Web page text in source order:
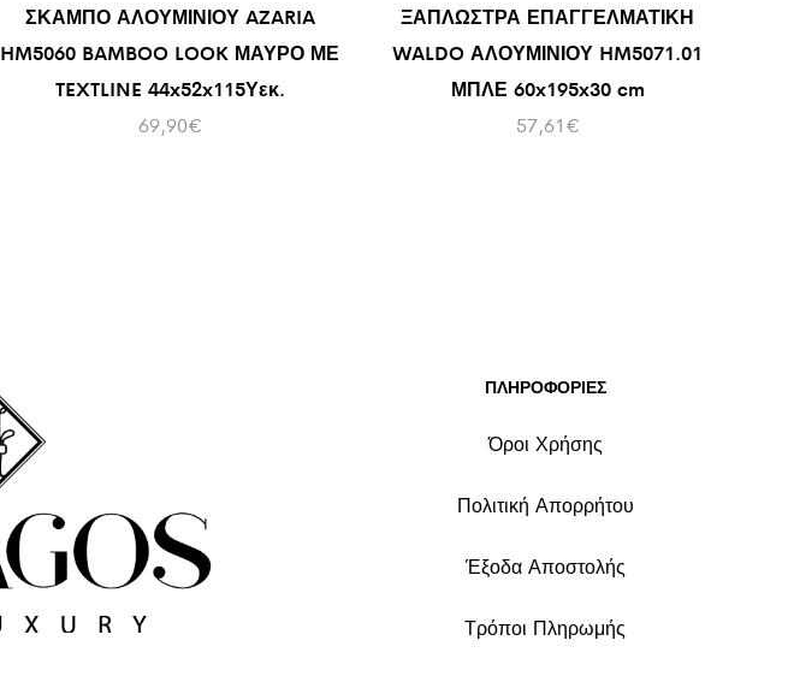
ΣΚΑΜΠΟ ΑΛΟΥΜΙΝΙΟΥ AZARIA
HM5060 BAMBOO LOOK ΜΑΥΡΟ ΜΕ
TEXTLINE 44x52x115Υεκ.
69,90€
ΞΑΠΛΩΣΤΡΑ ΕΠΑΓΓΕΛΜΑΤΙΚΗ
WALDO ΑΛΟΥΜΙΝΙΟΥ HM5071.01
ΜΠΛΕ 60x195x30 cm
57,61€
ΠΛΗΡΟΦΟΡΙΕΣ
Όροι Χρήσης
Πολιτική Απορρήτου
Έξοδα Αποστολής
Τρόποι Πληρωμής